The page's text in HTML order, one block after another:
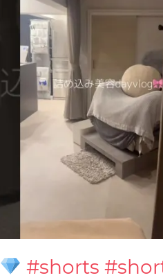
#shorts